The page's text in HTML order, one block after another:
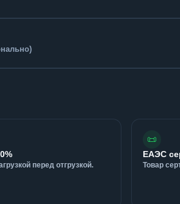
перед отгрузкой.
📜
ЕАЭС
Товар